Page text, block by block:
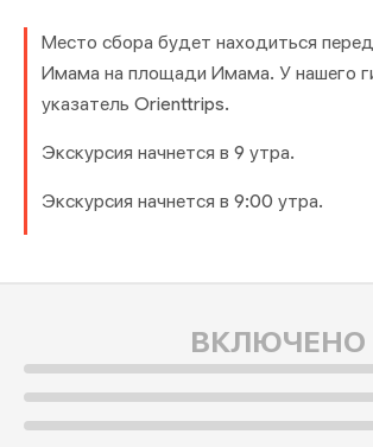
Место сбора будет находиться
Имама на площади Имама. У нашего
указатель Orienttrips.
Экскурсия начнется в 9 утра.
Экскурсия начнется в 9:00 утра.
ВКЛЮЧЕНО